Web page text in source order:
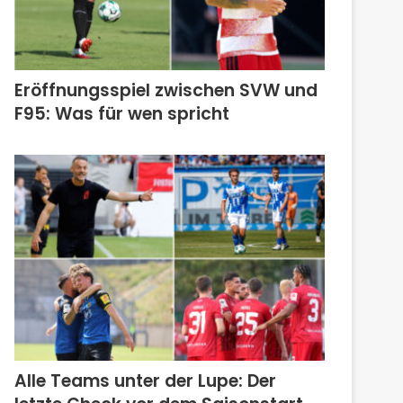
Eröffnungsspiel zwischen SVW und
F95: Was für wen spricht
Alle Teams unter der Lupe: Der